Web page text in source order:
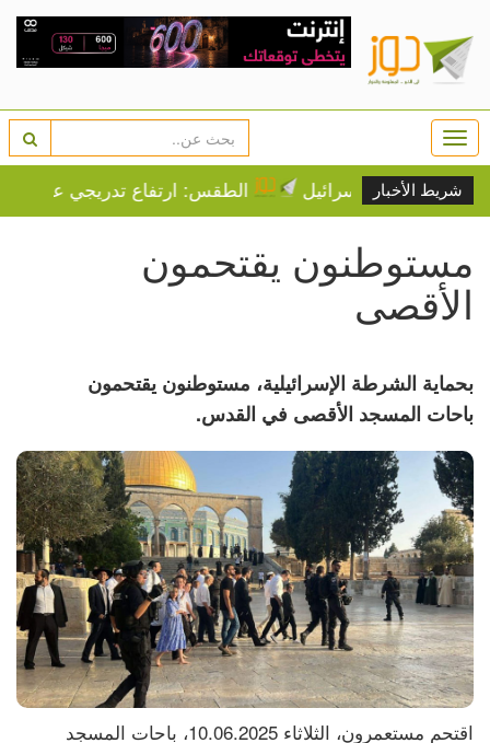
شريط الأخبار
مؤيدي إسرائيل الطقس: ارتفاع تدريجي على درجات
مستوطنون يقتحمون
الأقصى
بحماية الشرطة الإسرائيلية، مستوطنون يقتحمون
باحات المسجد الأقصى في القدس.